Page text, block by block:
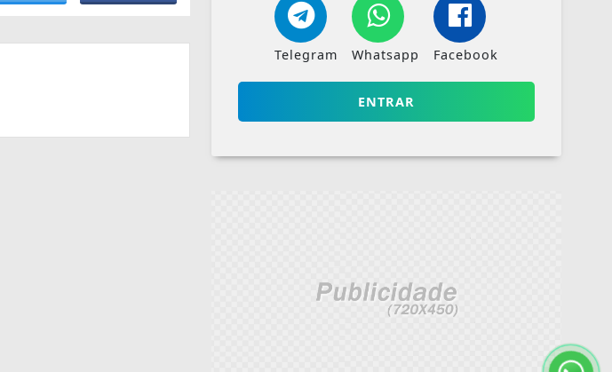
Telegram Whatsapp Facebook
ENTRAR